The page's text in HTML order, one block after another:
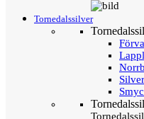
Tornedalssilver